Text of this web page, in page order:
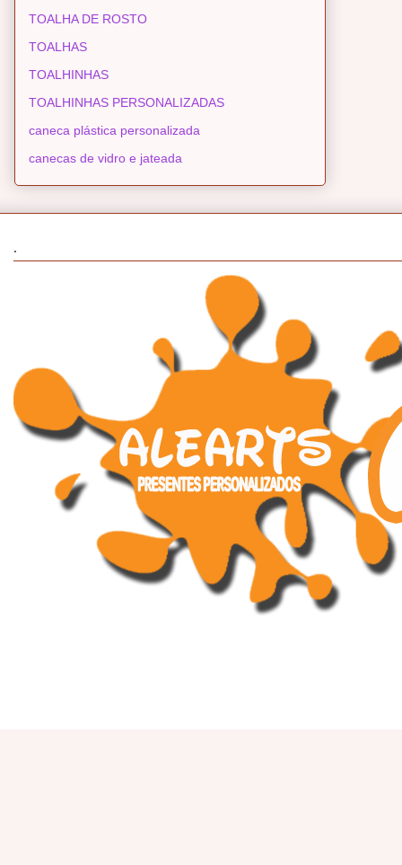
TOALHA DE ROSTO
TOALHAS
TOALHINHAS
TOALHINHAS PERSONALIZADAS
caneca plástica personalizada
canecas de vidro e jateada
.